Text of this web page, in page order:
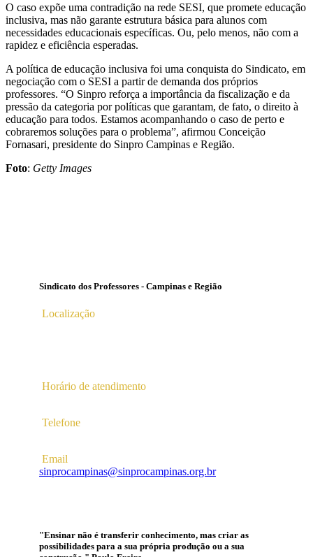
O caso expõe uma contradição na rede SESI, que promete educação
inclusiva, mas não garante estrutura básica para alunos com
necessidades educacionais específicas. Ou, pelo menos, não com a
rapidez e eficiência esperadas.
A política de educação inclusiva foi uma conquista do Sindicato, em
negociação com o SESI a partir de demanda dos próprios
professores. “O Sinpro reforça a importância da fiscalização e da
pressão da categoria por políticas que garantam, de fato, o direito à
educação para todos. Estamos acompanhando o caso de perto e
cobraremos soluções para o problema”, afirmou Conceição
Fornasari, presidente do Sinpro Campinas e Região.
Foto: Getty Images
Sindicato dos Professores - Campinas e Região
Localização
Horário de atendimento
Telefone
Email
sinprocampinas@sinprocampinas.org.br
"Ensinar não é transferir conhecimento, mas criar as
possibilidades para a sua própria produção ou a sua